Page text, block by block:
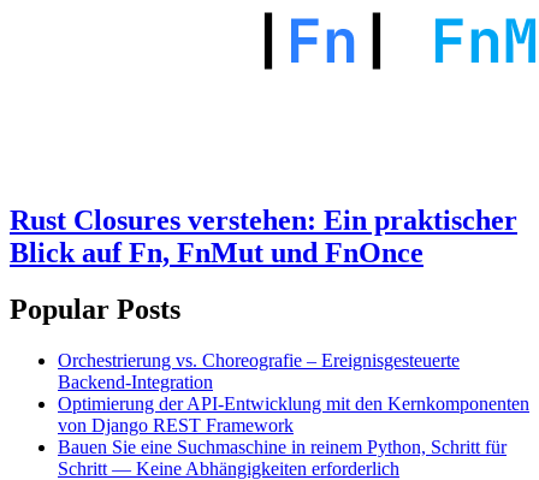
Rust Closures verstehen: Ein praktischer
Blick auf Fn, FnMut und FnOnce
Popular Posts
Orchestrierung vs. Choreografie – Ereignisgesteuerte
Backend-Integration
Optimierung der API-Entwicklung mit den Kernkomponenten
von Django REST Framework
Bauen Sie eine Suchmaschine in reinem Python, Schritt für
Schritt — Keine Abhängigkeiten erforderlich